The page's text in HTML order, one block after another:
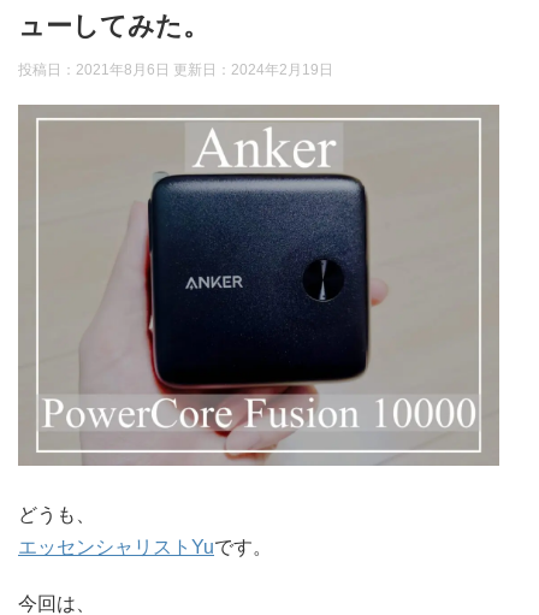
ューしてみた。
投稿日：2021年8月6日 更新日： 2024年2月19日
どうも、
エッセンシャリストYuです。
今回は、